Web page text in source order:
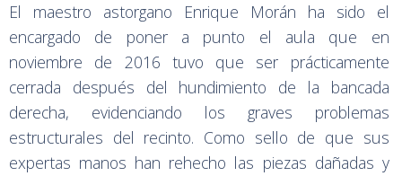
El maestro astorgano Enrique Morán ha sido el
encargado de poner a punto el aula que en
noviembre de 2016 tuvo que ser prácticamente
cerrada después del hundimiento de la bancada
derecha, evidenciando los graves problemas
estructurales del recinto. Como sello de que sus
expertas manos han rehecho las piezas dañadas y